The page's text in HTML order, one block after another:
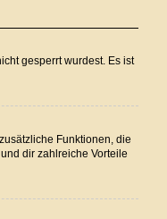
gesperrt wurdest. Es ist
Funktionen, die
dir zahlreiche Vorteile